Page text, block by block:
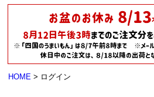
HOME ログイン